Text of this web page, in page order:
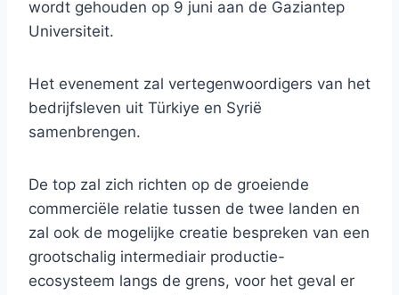
wordt gehouden op 9 juni aan de Gaziantep
Universiteit.
Het evenement zal vertegenwoordigers van het
bedrijfsleven uit Türkiye en Syrië
samenbrengen.
De top zal zich richten op de groeiende
commerciële relatie tussen de twee landen en
zal ook de mogelijke creatie bespreken van een
grootschalig intermediair productie-
ecosysteem langs de grens, voor het geval er